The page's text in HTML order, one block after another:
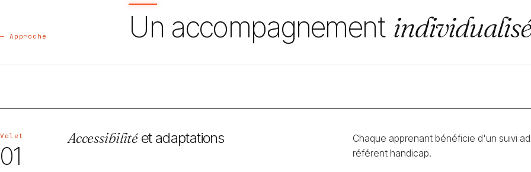
— Approche Un accompagnement
Volet
01
Accessibilitéet adaptations
Chaque apprenant bénéficie d'un suivi
référent handicap.